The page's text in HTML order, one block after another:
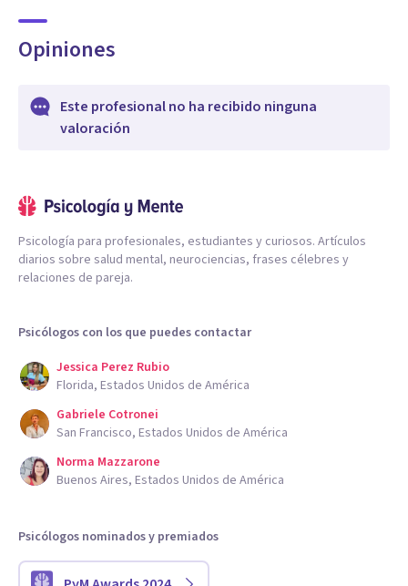
Opiniones
Este profesional no ha recibido ninguna
valoración
Psicología para profesionales, estudiantes y curiosos. Artículos
diarios sobre salud mental, neurociencias, frases célebres y
relaciones de pareja.
Psicólogos con los que puedes contactar
Jessica Perez Rubio
Florida, Estados Unidos de América
Gabriele Cotronei
San Francisco, Estados Unidos de América
Norma Mazzarone
Buenos Aires, Estados Unidos de América
Psicólogos nominados y premiados